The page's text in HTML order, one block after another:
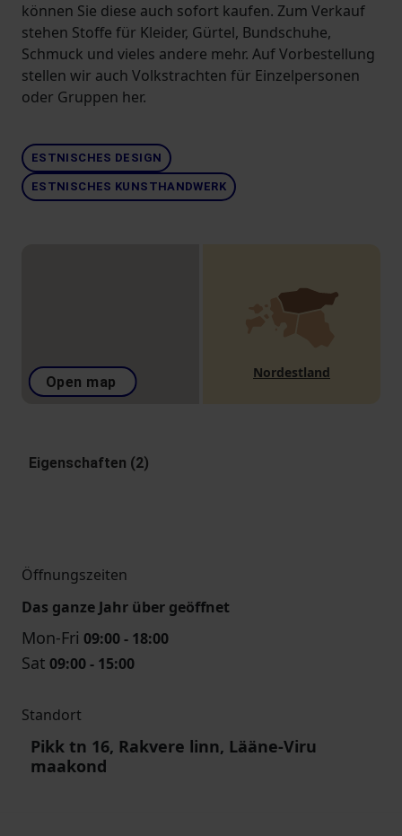
können Sie diese auch sofort kaufen. Zum Verkauf
stehen Stoffe für Kleider, Gürtel, Bundschuhe,
Schmuck und vieles andere mehr. Auf Vorbestellung
stellen wir auch Volkstrachten für Einzelpersonen
oder Gruppen her.
ESTNISCHES DESIGN
ESTNISCHES KUNSTHANDWERK
Open map
Nordestland
Eigenschaften (2)
Öffnungszeiten
Das ganze Jahr über geöffnet
Mon-Fri 09:00 - 18:00
Sat 09:00 - 15:00
Standort
Pikk tn 16, Rakvere linn, Lääne-Viru
maakond